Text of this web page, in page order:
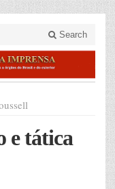
Search
e tática